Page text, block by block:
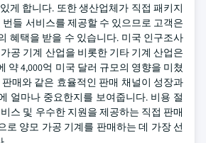
게 합니다. 또한 생산업체가 직접 패키지
번들 서비스를 제공할 수 있으므로 고객은
혜택을 받을 수 있습니다. 미국 인구조사
공 기계 산업을 비롯한 기타 기계 산업은
약 4,000억 미국 달러 규모의 영향을 미쳤
매와 같은 효율적인 판매 채널이 성장과
얼마나 중요한지를 보여줍니다. 비용 절
스 및 우수한 지원을 제공하는 직접 판매
로 양모 가공 기계를 판매하는 데 가장 선